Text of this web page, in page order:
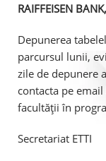
RAIFFEISEN
Depunerea
parcursul lunii,
zile de depunere
contacta pe
facultății în
Secretariat ETTI